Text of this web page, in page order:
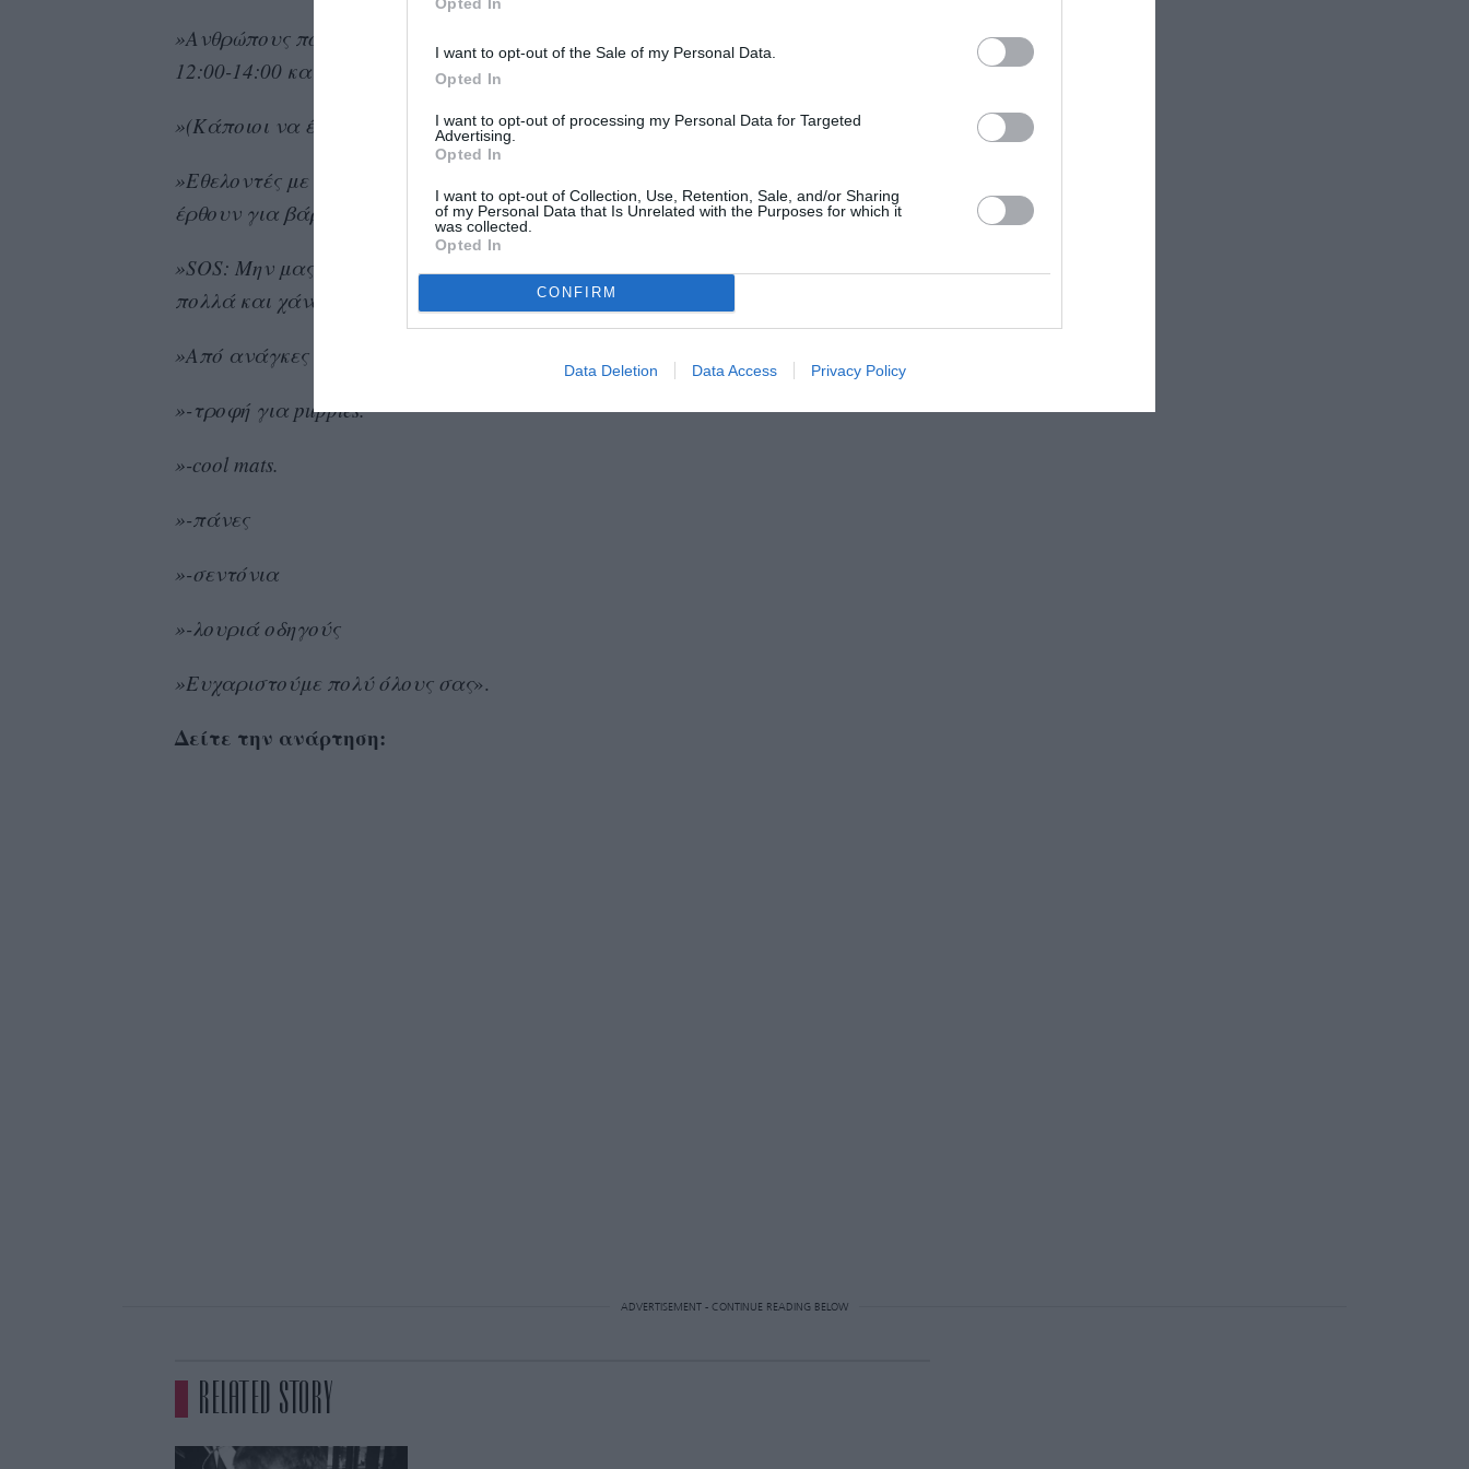
I want to opt-out of the Sale of my Personal Data.
Opted In
I want to opt-out of processing my Personal Data for Targeted
Advertising.
Opted In
I want to opt-out of Collection, Use, Retention, Sale, and/or Sharing
of my Personal Data that Is Unrelated with the Purposes for which it
was collected.
Opted In
CONFIRM
Data Deletion Data Access Privacy Policy
»Ανθρώπους που μπορούν να φιλοξενήσουν ζώα ΥΠΕΥΘΥΝΑ να έρθουν εδώ
12:00-14:00 και 17:00-21:00.
»(Κάποιοι να έχουν και λάπτοπ).
»Εθελοντές με εμπειρία από το Αστήρ Λατώ και προηγούμενες κρίσεις να
έρθουν για βάρδιες από 10:00 έως 21:00.
»SOS: Μην μας στέλνετε μηνύματα αν δεν έχετε κάτι να μας πείτε. Έχουμε
πολλά και χάνουμε τα σημαντικά.
»Από ανάγκες θέλουμε:
»-τροφή για puppies.
»-cool mats.
»-πάνες
»-σεντόνια
»-λουριά οδηγούς
»Ευχαριστούμε πολύ όλους σας».
Δείτε την ανάρτηση:
ADVERTISEMENT - CONTINUE READING BELOW
RELATED STORY